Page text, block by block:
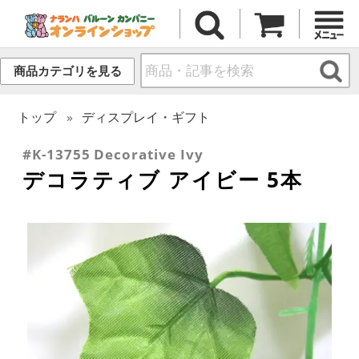
商品カテゴリを見る
トップ ディスプレイ・ギフト
#K-13755 Decorative Ivy
デコラティブ アイビー 5本